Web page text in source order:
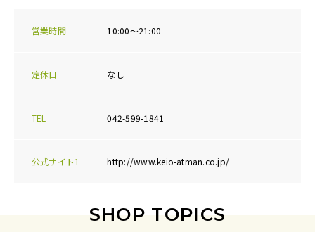
営業時間 10:00～21:00
定休日 なし
TEL 042-599-1841
公式サイト1 http://www.keio-atman.co.jp/
SHOP TOPICS